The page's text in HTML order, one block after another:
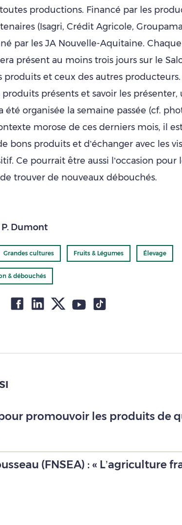
productions. Financé par les
(Isagri, Crédit Agricole,
par les JA Nouvelle-Aquitaine. Chaque
présent au moins trois jours sur le
produits et ceux des autres
présents et savoir les présenter,
été organisée la semaine passée (cf.
morose de ces derniers mois, il
bons produits et d’échanger avec les
Ce pourrait être aussi l’occasion pour
trouver de nouveaux débouchés.
Dumont
Grandes cultures Fruits & Légumes Élevage
& débouchés
promouvoir les produits de
(FNSEA) : « L’agriculture